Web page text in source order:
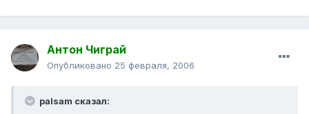
Антон Чиграй
Опубликовано 25 февраля, 2006
palsam сказал: